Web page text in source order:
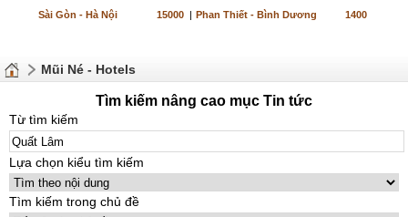
Sài Gòn - Hà Nội 15000 | Phan Thiết - Bình Dương 1400
Mũi Né - Hotels
Tìm kiếm nâng cao mục Tin tức
Từ tìm kiếm
Lựa chọn kiểu tìm kiếm
Tìm kiếm trong chủ đề